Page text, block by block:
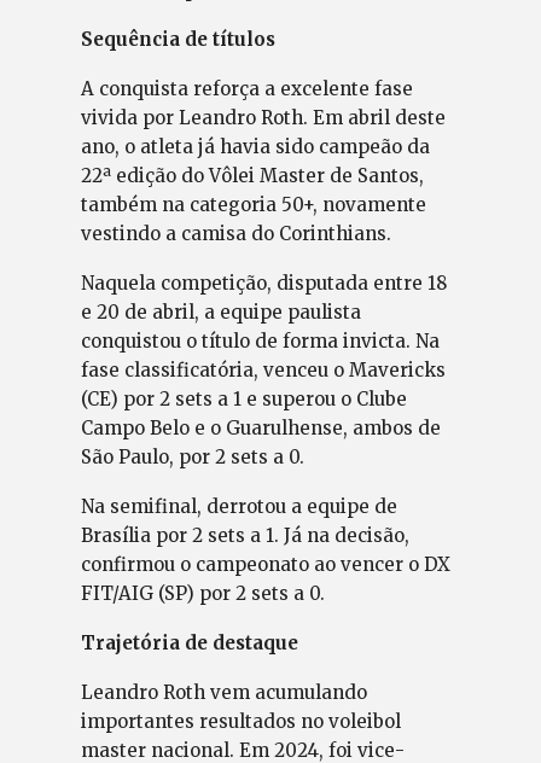
Sequência de títulos
A conquista reforça a excelente fase
vivida por Leandro Roth. Em abril deste
ano, o atleta já havia sido campeão da
22ª edição do Vôlei Master de Santos,
também na categoria 50+, novamente
vestindo a camisa do Corinthians.
Naquela competição, disputada entre 18
e 20 de abril, a equipe paulista
conquistou o título de forma invicta. Na
fase classificatória, venceu o Mavericks
(CE) por 2 sets a 1 e superou o Clube
Campo Belo e o Guarulhense, ambos de
São Paulo, por 2 sets a 0.
Na semifinal, derrotou a equipe de
Brasília por 2 sets a 1. Já na decisão,
confirmou o campeonato ao vencer o DX
FIT/AIG (SP) por 2 sets a 0.
Trajetória de destaque
Leandro Roth vem acumulando
importantes resultados no voleibol
master nacional. Em 2024, foi vice-